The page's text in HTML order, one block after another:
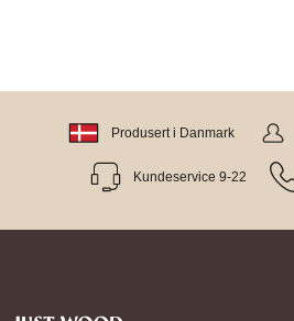
Produsert i Danmark
Kundeservice 9-22